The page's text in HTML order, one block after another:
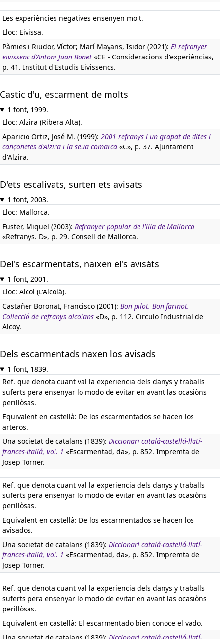
Les experiències negatives ensenyen molt.
Lloc: Eivissa.
Pàmies i Riudor, Víctor; Marí Mayans, Isidor (2021): El refranyer
eivissenc d'Antoni Juan Bonet «CE - Consideracions d'experiència»,
p. 41. Institut d'Estudis Eivissencs.
Castic d'u, escarment de molts
1 font, 1999.
Lloc: Alzira (Ribera Alta).
Aparicio Ortiz, José M. (1999): 2001 refranys i un grapat de dites i
cançonetes d'Alzira i la seua comarca «C», p. 37. Ajuntament
d'Alzira.
D'ets escalivats, surten ets avisats
1 font, 2003.
Lloc: Mallorca.
Fuster, Miquel (2003): Refranyer popular de l'illa de Mallorca
«Refranys. D», p. 29. Consell de Mallorca.
Del's escarmentats, naixen el's avisáts
1 font, 2001.
Lloc: Alcoi (L'Alcoià).
Castañer Boronat, Francisco (2001): Bon pilot. Bon farinot.
Col·lecció de refranys alcoians «D», p. 112. Circulo Industrial de
Alcoy.
Dels escarmentads naxen los avisads
1 font, 1839.
Ref. que denota cuant val la experiencia dels danys y traballs
suferts pera ensenyar lo modo de evitar en avant las ocasiòns
perillòsas.
Equivalent en castellà: De los escarmentados se hacen los
arteros.
Una societat de catalans (1839): Diccionari catalá-castellá-llatí-
frances-italiá, vol. 1 «Escarmentad, da», p. 852. Impremta de
Josep Torner.
Ref. que denota cuant val la experiencia dels danys y traballs
suferts pera ensenyar lo modo de evitar en avant las ocasiòns
perillòsas.
Equivalent en castellà: De los escarmentados se hacen los
avisados.
Una societat de catalans (1839): Diccionari catalá-castellá-llatí-
frances-italiá, vol. 1 «Escarmentad, da», p. 852. Impremta de
Josep Torner.
Ref. que denota cuant val la experiencia dels danys y traballs
suferts pera ensenyar lo modo de evitar en avant las ocasiòns
perillòsas.
Equivalent en castellà: El escarmentado bien conoce el vado.